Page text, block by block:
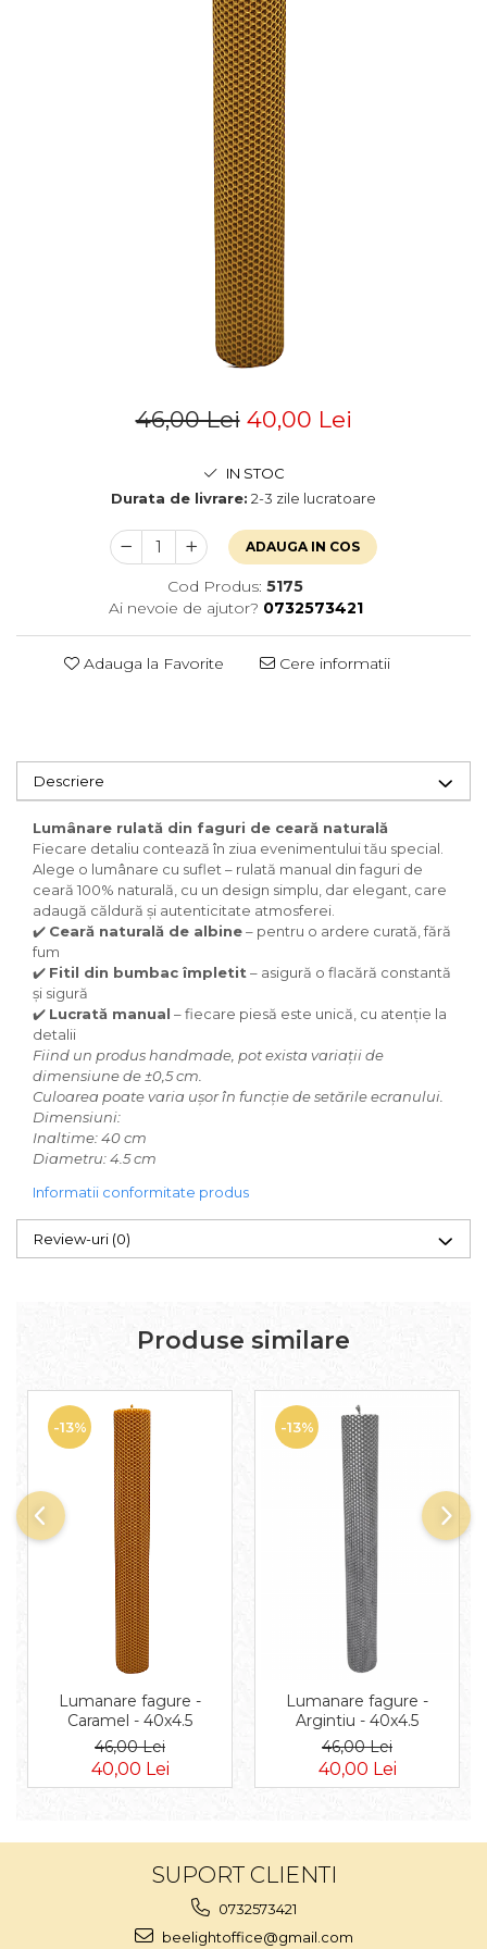
46,00 Lei 40,00 Lei
IN STOC
Durata de livrare: 2-3 zile lucratoare
ADAUGA IN COS
Cod Produs: 5175
Ai nevoie de ajutor? 0732573421
Adauga la Favorite Cere informatii
Descriere
Lumânare rulată din faguri de ceară naturală
Fiecare detaliu contează în ziua evenimentului tău special.
Alege o lumânare cu suflet – rulată manual din faguri de
ceară 100% naturală, cu un design simplu, dar elegant, care
adaugă căldură și autenticitate atmosferei.
✔️ Ceară naturală de albine– pentru o ardere curată, fără
fum
✔️ Fitil din bumbac împletit – asigură o flacără constantă
și sigură
✔️ Lucrată manual – fiecare piesă este unică, cu atenție la
detalii
Fiind un produs handmade, pot exista variații de
dimensiune de ±0,5 cm.
Culoarea poate varia ușor în funcție de setările ecranului.
Dimensiuni:
Inaltime: 40 cm
Diametru: 4.5 cm
Informatii conformitate produs
Review-uri (0)
Produse similare
-13%
Lumanare fagure -
Caramel - 40x4.5
46,00 Lei
40,00 Lei
-13%
Lumanare fagure -
Argintiu - 40x4.5
46,00 Lei
40,00 Lei
SUPORT CLIENTI
0732573421
beelightoffice@gmail.com